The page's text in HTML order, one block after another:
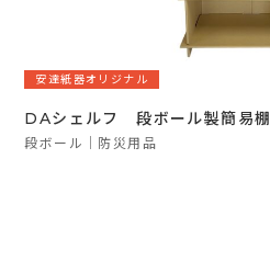
安達紙器オリジナル
DAシェルフ 段ボール製簡易棚
段ボール 防災用品